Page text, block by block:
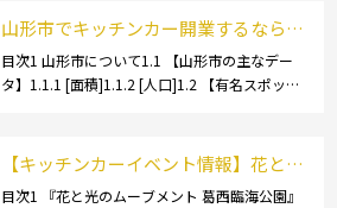
山形市でキッチンカー開業するなら格
安のレンタル・リース！営業許可取得
の流れも解説！
目次1 山形市について1.1 【山形市の主なデー
タ】1.1.1 [面積]1.1.2 [人口]1.2 【有名スポッ
【キッチンカーイベント情報】花と光
のムーブメント 葛西臨海公園が開催さ
目次1 『花と光のムーブメント 葛西臨海公園』